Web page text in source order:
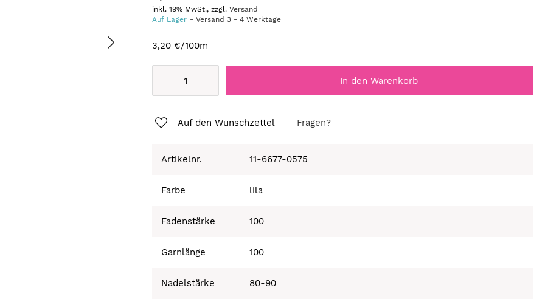
inkl. 19% MwSt., zzgl.Versand
Auf Lager
Versand3 -4 Werktage
3,20 €/100m
In den Warenkorb
Auf den Wunschzettel Fragen?
Artikelnr. 11-6677-0575
Farbe lila
Fadenstärke 100
Garnlänge 100
Nadelstärke 80-90